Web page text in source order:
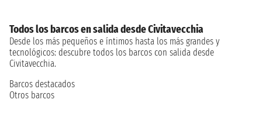
Todos los barcos en salida desde Civitavecchia
Desde los más pequeños e íntimos hasta los más grandes y
tecnológicos: descubre todos los barcos con salida desde
Civitavecchia.
Barcos destacados
Otros barcos